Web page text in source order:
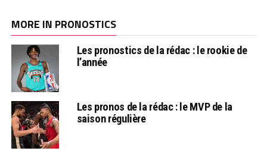
MORE IN PRONOSTICS
Les pronostics de la rédac : le rookie de
l’année
Les pronos de la rédac : le MVP de la
saison régulière